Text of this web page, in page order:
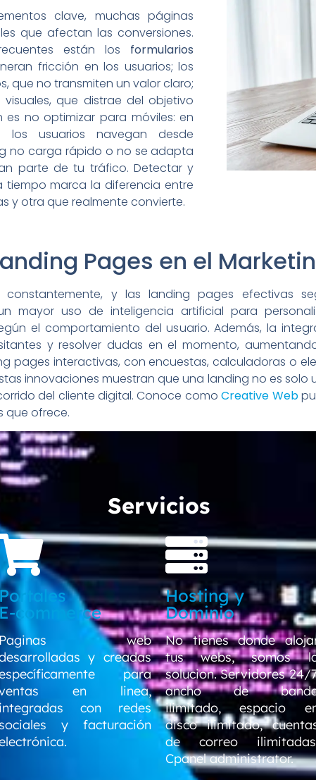
clave, muchas páginas
que afectan las conversiones.
están los formularios
fricción en los usuarios; los
que no transmiten un valor claro;
que distrae del objetivo
es no optimizar para móviles: en
usuarios navegan desde
no carga rápido o no se adapta
parte de tu tráfico. Detectar y
tiempo marca la diferencia entre
y otra que realmente convierte.
Pages en el
constantemente, y las landing pages efectivas
mayor uso de inteligencia artificial para
el comportamiento del usuario. Además, la
y resolver dudas en el momento,
pages interactivas, con encuestas, calculadoras o
innovaciones muestran que una landing no es
del cliente digital. Conoce comoCreative Web
que ofrece.
Servicios
commerce
Paginas web
y creadas
para
en linea,
integradas con redes
sociales y facturación
Hosting y
Dominio
No tienes donde
tus webs, somos
solucion. Servidores 24/
ancho de
ilimitado, espacio
disco ilimitado,
de correo
Cpanel administrator.